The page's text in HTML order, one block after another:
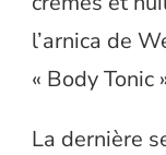
l’arnica de
« Body Tonic
La dernière